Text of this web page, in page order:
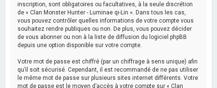
inscription, sont obligatoires ou facultatives, à la seule discrétion
de « Clan Monster Hunter - Luminae qi-Lin ». Dans tous les cas,
vous pouvez contrôler quelles informations de votre compte vous
souhaitez rendre publiques ou non. De plus, vous pouvez décider
de vous abonner ou non à la liste de diffusion du logiciel phpBB
depuis une option disponible sur votre compte.
Votre mot de passe est chiffré (par un chiffrage à sens unique) afin
qu’il soit sécurisé. Cependant, il est recommandé de ne pas utiliser
le même mot de passe sur plusieurs sites internet différents. Votre
mot de passe est le moyen d’accès à votre compte sur « Clan